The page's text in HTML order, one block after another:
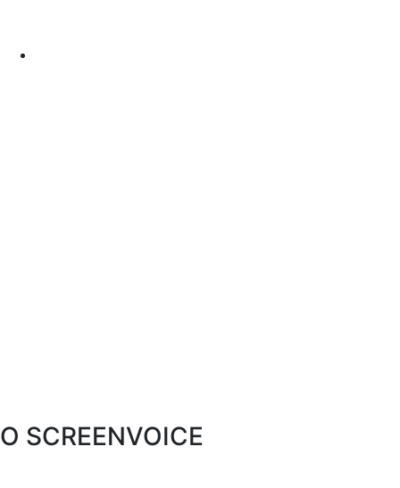
O SCREENVOICE